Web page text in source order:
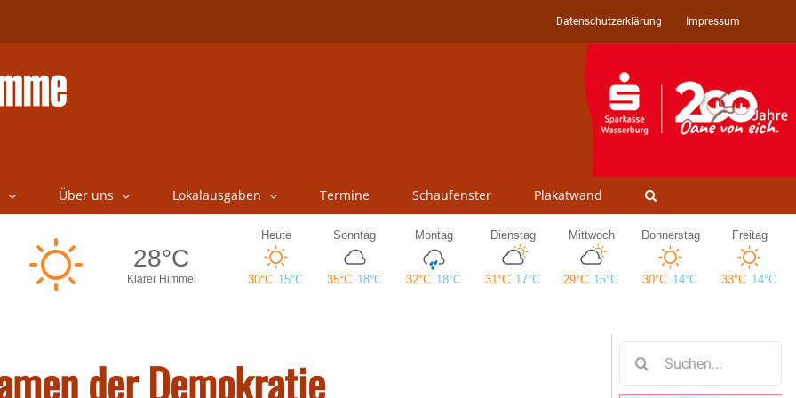
Datenschutzerklärung Impressum
Über uns Lokalausgaben Termine Schaufenster Plakatwand
der Demokratie
nach: